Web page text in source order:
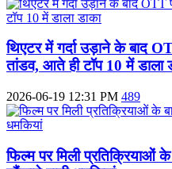
थिएटर में गर्दा उड़ाने के बाद
तांडव, आते ही टॉप 10 में डाला
2026-06-19 12:31 PM 489
फिल्म पर मिली प्रतिक्रियाओं